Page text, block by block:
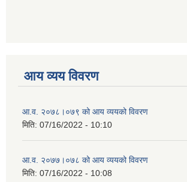
आय व्यय विवरण
आ.व. २०७८।०७९ को आय व्ययको विवरण
मिति: 07/16/2022 - 10:10
आ.व. २०७७।०७८ को आय व्ययको विवरण
मिति: 07/16/2022 - 10:08